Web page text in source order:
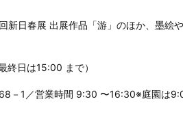
新日春展 出展作品「游」のほか、墨絵
日は15:00 まで）
－1／営業時間 9:30 〜16:30※庭園は